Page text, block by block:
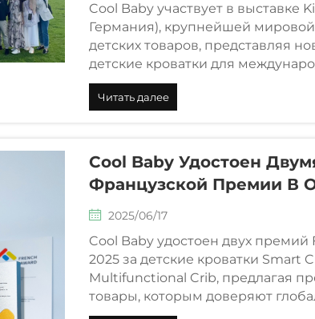
Cool Baby участвует в выставке
Германия), крупнейшей
детских товаров, представляя
детские кроватки для
Читать далее
Cool Baby Удостоен
Французской Премии В
2025/06/17
Cool Baby удостоен двух
2025 за детские кроватки Smart
Multifunctional Crib, предлагая
товары, которым доверяют